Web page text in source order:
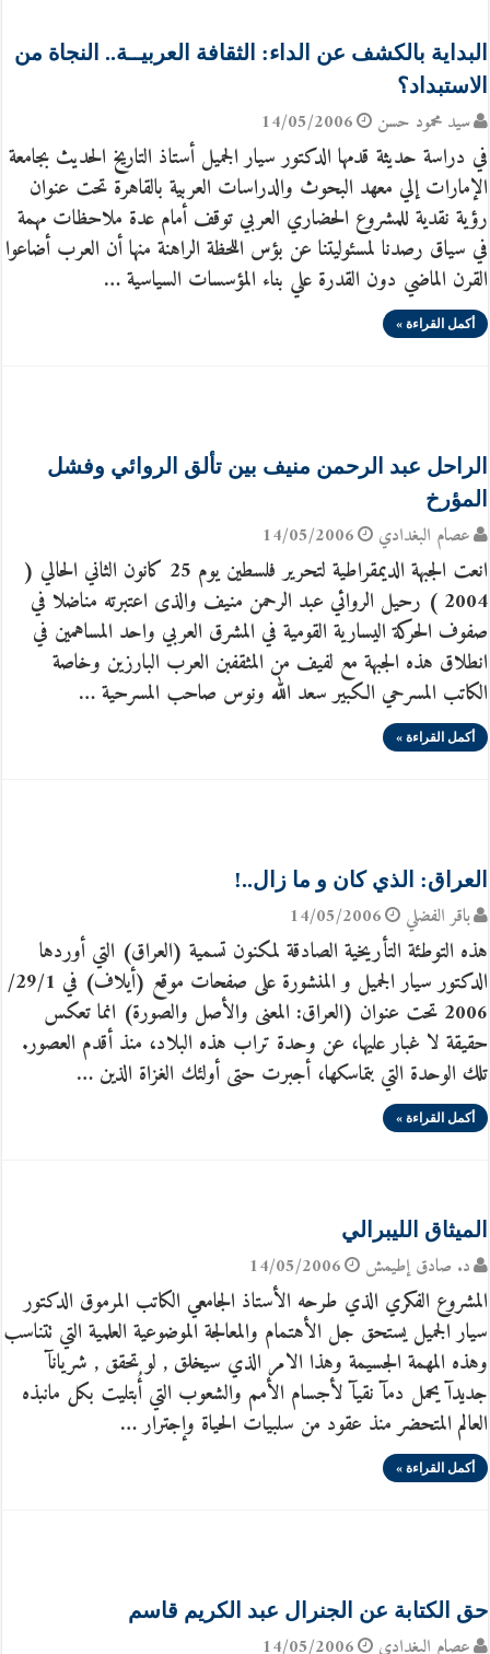
البداية بالكشف عن الداء‏:‏ الثقافة العربيــة‏..‏ النجاة من
الاستبداد؟
سيد محمود حسن 14/05/2006
في دراسة حديثة قدمها الدكتور سيار الجميل أستاذ التاريخ الحديث بجامعة
الإمارات إلي معهد البحوث والدراسات العربية بالقاهرة تحت عنوان
رؤية نقدية للمشروع الحضاري العربي توقف أمام عدة ملاحظات مهمة
في سياق رصدنا لمسئوليتنا عن بؤس اللحظة الراهنة منها أن العرب أضاعوا
القرن الماضي دون القدرة علي بناء المؤسسات السياسية …
أكمل القراءة »
الراحل عبد الرحمن منيف بين تألق الروائي وفشل
المؤرخ
عصام البغدادي 14/05/2006
انعت الجبهة الديمقراطية لتحرير فلسطين يوم 25 كانون الثاني الحالي (
2004 ) رحيل الروائي عبد الرحمن منيف والذى اعتبرته مناضلا في
صفوف الحركة اليسارية القومية في المشرق العربي واحد المساهمين في
انطلاق هذه الجبهة مع لفيف من المثقفبن العرب البارزين وخاصة
الكاتب المسرحي الكبير سعد الله ونوس صاحب المسرحية …
أكمل القراءة »
العراق: الذي كان و ما زال..!
باقر الفضلي 14/05/2006
هذه التوطئة التأريخية الصادقة لمكنون تسمية (العراق) التي أوردها
الدكتور سيار الجميل و المنشورة على صفحات موقع (أيلاف) في 29/1/
2006 تحت عنوان (العراق: المعنى والأصل والصورة) انما تعكس
حقيقة لا غبار عليها، عن وحدة تراب هذه البلاد، منذ أقدم العصور.
تلك الوحدة التي بتماسكها، أجبرت حتى أولئك الغزاة الذين …
أكمل القراءة »
الميثاق الليبرالي
د. صادق إطيمش 14/05/2006
المشروع الفكري الذي طرحه الأستاذ الجامعي الكاتب المرموق الدكتور
سيار الجميل يستحق جل الأهتمام والمعالجة الموضوعية العلمية التي تتناسب
وهذه المهمة الجسيمة وهذا الامر الذي سيخلق , لو تحقق , شريانآ
جديدآ يحمل دمآ نقيآ لأجسام الأمم والشعوب التي أُبتليت بكل مانبذه
العالم المتحضر منذ عقود من سلبيات الحياة وإجترار …
أكمل القراءة »
حق الكتابة عن الجنرال عبد الكريم قاسم
عصام البغدادي 14/05/2006